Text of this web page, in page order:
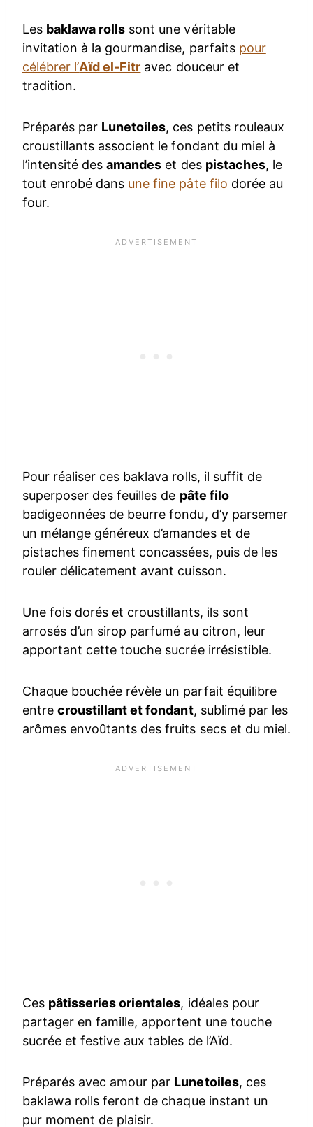
Les baklawa rolls sont une véritable
invitation à la gourmandise, parfaits pour
célébrer l’Aïd el-Fitr avec douceur et
tradition.
Préparés par Lunetoiles, ces petits rouleaux
croustillants associent le fondant du miel à
l’intensité desamandes et des pistaches, le
tout enrobé dans une fine pâte filo dorée au
four.
Pour réaliser ces baklava rolls, il suffit de
superposer des feuilles de pâte filo
badigeonnées de beurre fondu, d’y parsemer
un mélange généreux d’amandes et de
pistaches finement concassées, puis de les
rouler délicatement avant cuisson.
Une fois dorés et croustillants, ils sont
arrosés d’un sirop parfumé au citron, leur
apportant cette touche sucrée irrésistible.
Chaque bouchée révèle un parfait équilibre
entrecroustillant et fondant, sublimé par les
arômes envoûtants des fruits secs et du miel.
Ces pâtisseries orientales, idéales pour
partager en famille, apportent une touche
sucrée et festive aux tables de l’Aïd.
Préparés avec amour par Lunetoiles, ces
baklawa rolls feront de chaque instant un
pur moment de plaisir.